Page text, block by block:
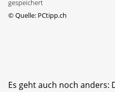
gespeichert
©Quelle: PCtipp.ch
Es geht auch noch anders: